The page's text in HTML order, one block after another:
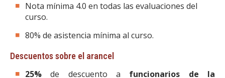
Nota mínima 4.0 en todas las evaluaciones del
curso.
80% de asistencia mínima al curso.
Descuentos sobre el arancel
25%de descuento a funcionarios de la